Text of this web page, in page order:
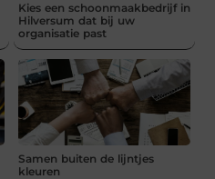
Kies een schoonmaakbedrijf in
Hilversum dat bij uw
organisatie past
Samen buiten de lijntjes
kleuren